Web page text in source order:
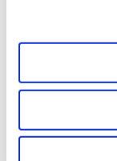
Var denne
0 0